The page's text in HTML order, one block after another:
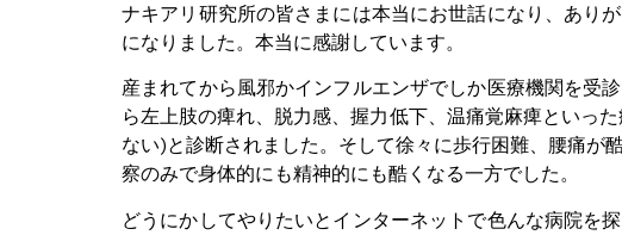
ナキアリ研究所の皆さまには本当にお世話になり、あり
になりました。本当に感謝しています。
産まれてから風邪かインフルエンザでしか医療機関を受
ら左上肢の痺れ、脱力感、握力低下、温痛覚麻痺といっ
ない)と診断されました。そして徐々に歩行困難、腰痛が
察のみで身体的にも精神的にも酷くなる一方でした。
どうにかしてやりたいとインターネットで色んな病院を